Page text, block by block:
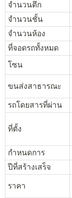
จำนวนตึก
จำนวนชั้น
จำนวนห้อง
ที่จอดรถทั้งหมด
โซน
ขนส่งสาธารณะ
รถโดยสารที่ผ่าน
ที่ตั้ง
กำหนดการ
ปีที่สร้างเสร็จ
ราคา